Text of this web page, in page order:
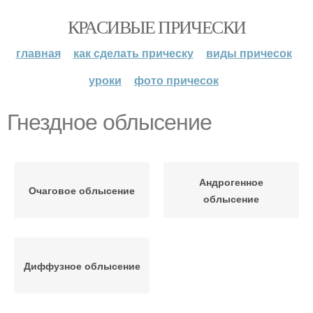
КРАСИВЫЕ ПРИЧЕСКИ
главная как сделать прическу
виды причесок
уроки
фото причесок
Гнездное облысение
Очаговое облысение
Андрогенное
облысение
Диффузное облысение